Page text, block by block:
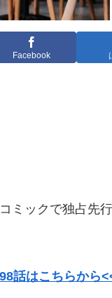
Facebook
ミックで独占先
話はこちらから